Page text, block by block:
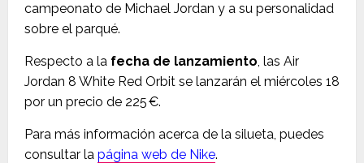
campeonato de Michael Jordan y a su personalidad
sobre el parqué.
Respecto a la fecha de lanzamiento, las Air
Jordan 8 White Red Orbit se lanzarán el miércoles 18
por un precio de 225 €.
Para más información acerca de la silueta, puedes
consultar la página web de Nike.